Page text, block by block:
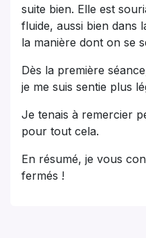
suite bien. Elle est
fluide, aussi bien dans
la manière dont on se
Dès la première
je me suis sentie plus
Je tenais à remercier
pour tout cela.
En résumé, je vous
fermés !